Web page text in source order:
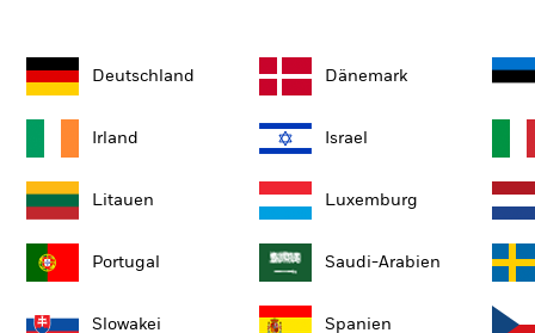
Deutschland Dänemark
Irland Israel
Litauen Luxemburg
Portugal Saudi-Arabien
Slowakei Spanien